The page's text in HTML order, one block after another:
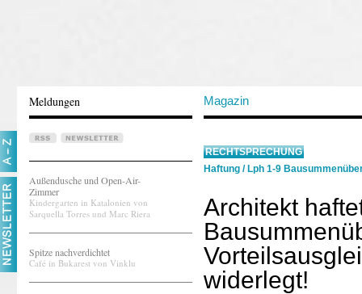
Meldungen Magazin
Außendusche und Open-Air-
Zimmer
Kindergarten in Katalonien von
Sarquella Torres und Marc Riera
Spitze nachverdichtet
Café in Bukarest von Vinklu
RECHTSPRECHUNG
Haftung / Lph 1-9
Architekt
widerlegt!